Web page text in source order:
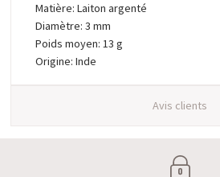
Matière: Laiton argenté
Diamètre: 3 mm
Poids moyen: 13 g
Origine: Inde
Avis clients